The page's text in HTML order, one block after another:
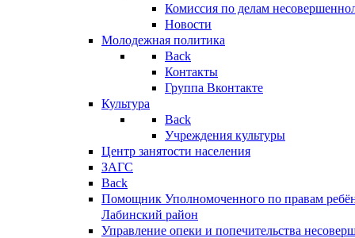
Комиссия по делам
Новости
Молодежная политика
Back
Контакты
Группа Вконтакте
Культура
Back
Учреждения культуры
Центр занятости населения
ЗАГС
Back
Помощник Уполномоченного по правам
Лабинский район
Управление опеки и попечительства